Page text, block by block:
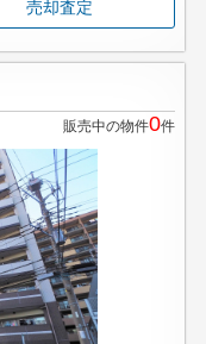
売却査定
販売中の物件0件